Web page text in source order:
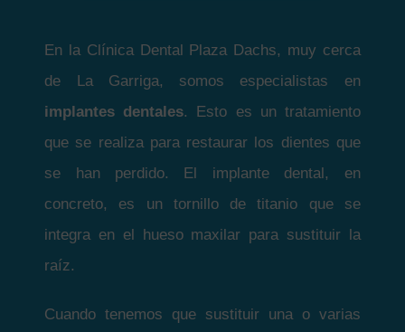
En la Clínica Dental Plaza Dachs, muy cerca
de La Garriga, somos especialistas en
implantes dentales. Esto es un tratamiento
que se realiza para restaurar los dientes que
se han perdido. El implante dental, en
concreto, es un tornillo de titanio que se
integra en el hueso maxilar para sustituir la
raíz.
Cuando tenemos que sustituir una o varias